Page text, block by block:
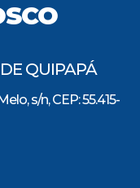
QUIPAPÁ
s/n, CEP: 55.415-